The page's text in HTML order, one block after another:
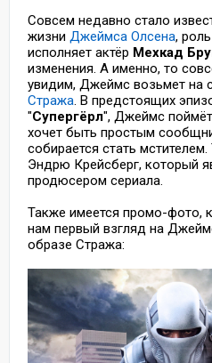
Совсем недавно стало
жизни Джеймса Олсена,
исполняет актёр Мехкад
изменения. А именно, то
увидим, Джеймс возьмет на
Стража. В предстоящих
"Супергёрл", Джеймс
хочет быть простым
собирается стать
Эндрю Крейсберг, который
продюсером сериала.
Также имеется промо-фото,
нам первый взгляд на
образе Стража: